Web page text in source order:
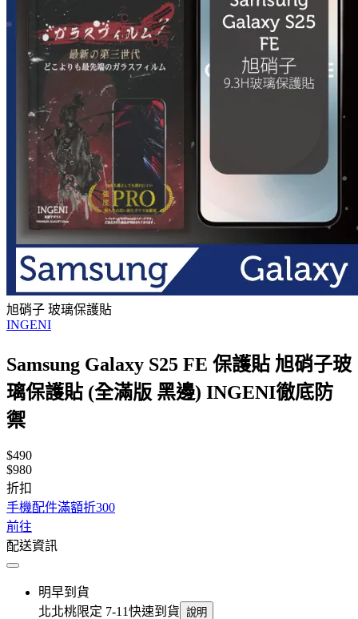
旭硝子 玻璃保護貼
INGENI
Samsung Galaxy S25 FE 保護貼 旭硝子玻
璃保護貼 (全滿版 黑邊) INGENI徹底防
禦
$490
$980
折扣
手機配件滿額折300
前往
配送資訊
明早到貨
北北桃限定 7-11快速到貨 說明